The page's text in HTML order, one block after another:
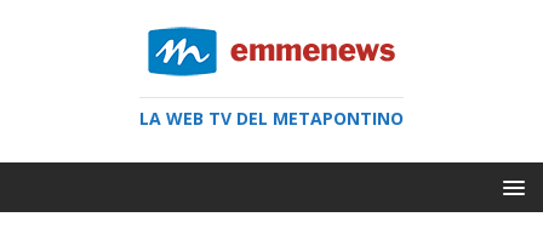
LA WEB TV DEL METAPONTINO